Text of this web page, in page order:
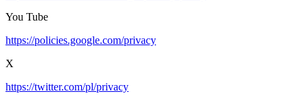
You Tube
https://policies.google.com/privacy
X
https://twitter.com/pl/privacy